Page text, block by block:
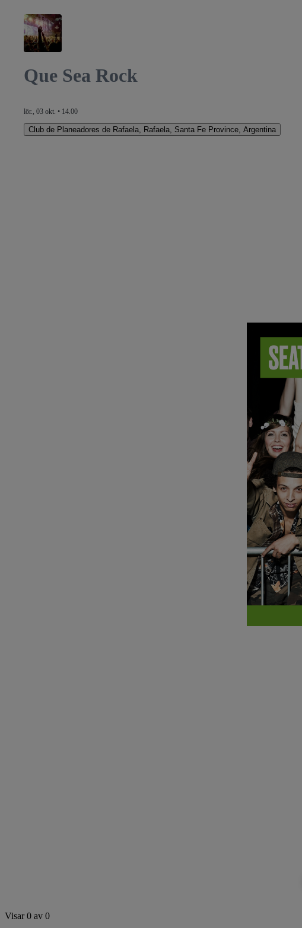
Que Sea Rock
lör., 03 okt. • 14.00
Club de Planeadores de Rafaela Rafaela, Santa Fe Province, Argentina
Visar 0 av 0